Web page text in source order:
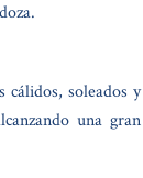
soleados y
una gran